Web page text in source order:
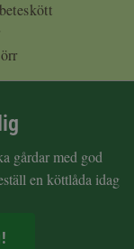
gårdar med god
en köttlåda idag